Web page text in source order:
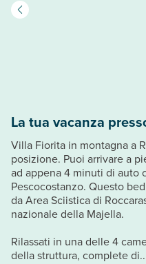
La tua vacanza
Villa Fiorita in montagna a
posizione. Puoi arrivare a
ad appena 4 minuti di auto
Pescocostanzo. Questo
da Area Sciistica di
nazionale della Majella.
Rilassati in una delle 4
della struttura, complete